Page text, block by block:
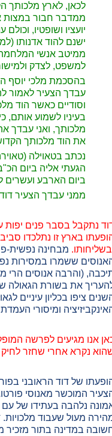
לכאן, לארץ מלכותך
ממדבר חבור במצות
יועציו ושופטיו,
ישנם להוד אדנותו
ממיטב אנשי המלחמה,
למשפט, לצדק
בהסכמת מלכי יוסף
עבדך הצעיר לאמור
וסודיים כאשר הוד
בעיניו לשמוע אותם,
מלכותך, ואני עבדך
את הוד מלכותך
נכתב בטאוילה
הגעתי אליה ביום
ביום הארבע ועשרים
ממני עבדך הצעיר
נתקבל בסבר פנים יפות
בארץ זו נתלכדו
מבחינה נפשית-
ששמרו במסירות
(והרבה אנוסים הרי
את בשורת הגאולה
ציפו בכליון עיניים
ומיסורי
אנו מגיעים לפרשה
נקרא אחרי שחזר לחיק
של דוד הראובני
המוכשר מאנוסי
נלהבה בעתידו של עם
מעול שעבוד
במדינה בתור מזכיר